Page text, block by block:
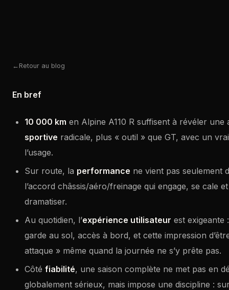
Retour au blog
En bref
10 000 km en Alpine A110 R suffisent à révéler
sportive radicale, plus « outil » que GT, avec un
l’usage.
Sur route, la performance ne vient pas seulement
l’accord châssis/aéro/freinage qui engage, se cale
dramatiser.
Au quotidien, l’expérience utilisateur est exigeante
garde au sol, accès à bord, et cette impression
attaque » même quand la journée ne s’y prête pas.
Côté fiabilité, une saison complète ne met pas en
globalement sérieux, mais impose une discipline :